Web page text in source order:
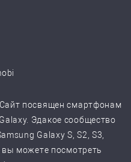
посвящен смартфонам
Эдакое сообщество
Galaxy S, S2, S3,
можете посмотреть